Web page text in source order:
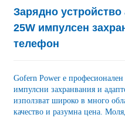
Зарядно устройство
25W импулсен
телефон
Gofern Power е
импулсни захранвания и
използват широко в много
качество и разумна цена.